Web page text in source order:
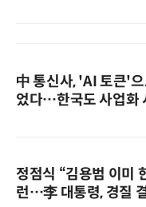
中 통신사, 'AI 토큰'
었다…한국도 사업화
정점식 “김용범 이미
런…李 대통령, 경질